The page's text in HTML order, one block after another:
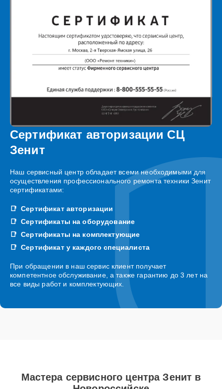
Сертификат авторизации СЦ
Зенит
Наш сервисный центр обладает всеми необходимыми для
осуществления профессионального ремонта техники Зенит
сертификатами:
Сертификат авторизации
Сертификаты на оборудование
Сертификаты на комплектующие
Сертификат у каждого специалиста
При обращении в наш сервис клиент получает
компетентное обслуживание, а также гарантию до 3 лет на
все виды работ и комплектующих.
Мастера сервисного центра Зенит в